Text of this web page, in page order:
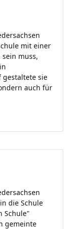
mit einer
muss,
gestaltete sie
auch für
die Schule
Schule"
gemeinte